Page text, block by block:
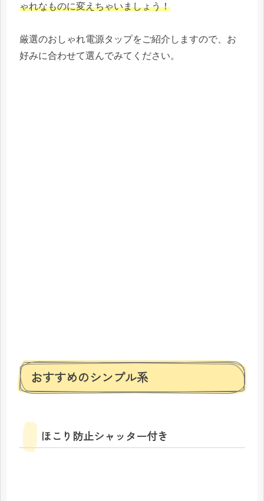
ゃれなものに変えちゃいましょう！
厳選のおしゃれ電源タップをご紹介しますので、お
好みに合わせて選んでみてください。
おすすめのシンプル系
ほこり防止シャッター付き